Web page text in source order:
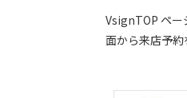
VsignTOP ペー
⾯から来店予約